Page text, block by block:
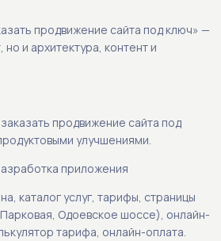
продвижение сайта под ключ» —
но и архитектура, контент и
продвижение сайта под
улучшениями.
приложения
каталог услуг, тарифы, страницы
Одоевское шоссе), онлайн-
тарифа, онлайн-оплата.